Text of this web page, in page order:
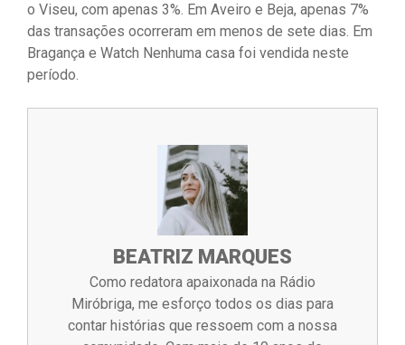
o Viseu, com apenas 3%. Em Aveiro e Beja, apenas 7%
das transações ocorreram em menos de sete dias. Em
Bragança e Watch Nenhuma casa foi vendida neste
período.
BEATRIZ MARQUES
Como redatora apaixonada na Rádio
Miróbriga, me esforço todos os dias para
contar histórias que ressoem com a nossa